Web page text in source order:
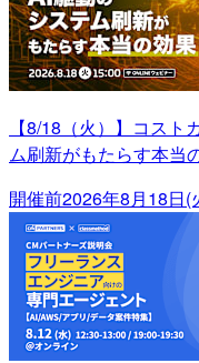
【8/18（火）】コス
ム刷新がもたらす本当
開催前2026年8月18日(